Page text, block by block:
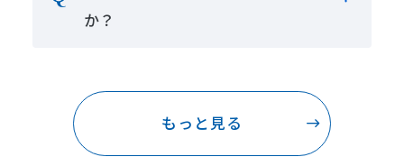
か？
もっと見る